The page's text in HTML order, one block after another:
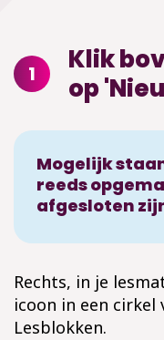
1
Klik
op
Rechts, in je
icoon in een cirkel
Lesblokken.
Mogelijk
reeds
afgesloten